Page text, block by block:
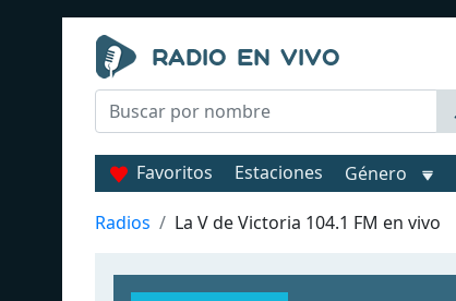
Favoritos Estaciones Género
Radios La V de Victoria 104.1 FM en vivo